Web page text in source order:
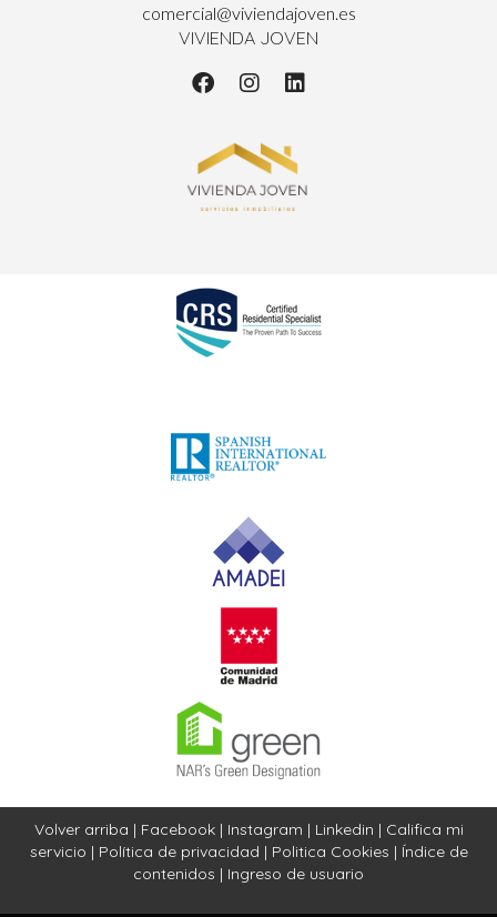
comercial@viviendajoven.es
VIVIENDA JOVEN
Volver arriba | Facebook| Instagram | Linkedin | Califica mi
servicio | Política de privacidad | Politica Cookies | Índice de
contenidos | Ingreso de usuario